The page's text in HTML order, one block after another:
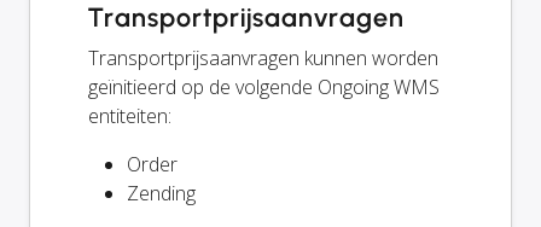
Transportprijsaanvragen
Transportprijsaanvragen kunnen worden
geïnitieerd op de volgende Ongoing WMS
entiteiten:
Order
Zending